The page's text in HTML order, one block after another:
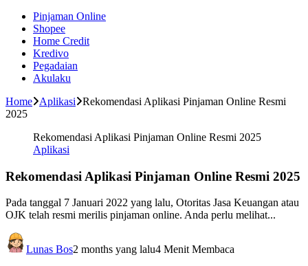
Pinjaman Online
Shopee
Home Credit
Kredivo
Pegadaian
Akulaku
Home
Aplikasi
Rekomendasi Aplikasi Pinjaman Online Resmi
2025
Rekomendasi Aplikasi Pinjaman Online Resmi 2025
Aplikasi
Rekomendasi Aplikasi Pinjaman Online Resmi 2025
Pada tanggal 7 Januari 2022 yang lalu, Otoritas Jasa Keuangan atau
OJK telah resmi merilis pinjaman online. Anda perlu melihat...
Lunas Bos2 months yang lalu4 Menit Membaca